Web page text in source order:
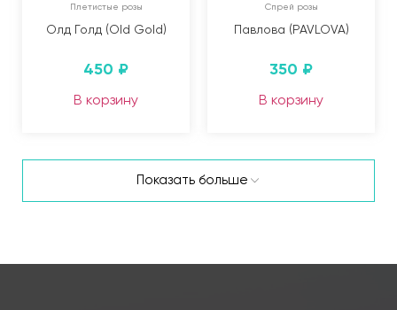
Плетистые розы
Олд Голд (Old Gold)
450 ₽
В корзину
Спрей розы
Павлова (PAVLOVA)
350 ₽
В корзину
Показать больше